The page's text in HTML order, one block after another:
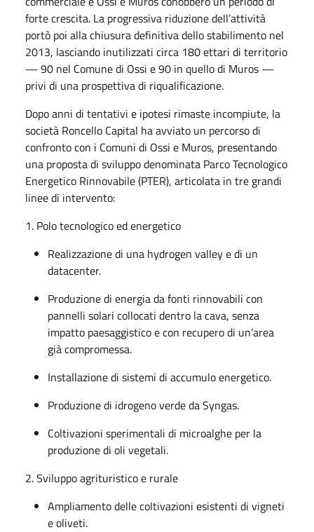
forte crescita. La progressiva riduzione dell’attività
portò poi alla chiusura definitiva dello stabilimento nel
2013, lasciando inutilizzati circa 180 ettari di territorio
— 90 nel Comune di Ossi e 90 in quello di Muros —
privi di una prospettiva di riqualificazione.
Dopo anni di tentativi e ipotesi rimaste incompiute, la
società Roncello Capital ha avviato un percorso di
confronto con i Comuni di Ossi e Muros, presentando
una proposta di sviluppo denominata Parco Tecnologico
Energetico Rinnovabile (PTER), articolata in tre grandi
linee di intervento:
1. Polo tecnologico ed energetico
Realizzazione di una hydrogen valley e di un
datacenter.
Produzione di energia da fonti rinnovabili con
pannelli solari collocati dentro la cava, senza
impatto paesaggistico e con recupero di un’area
già compromessa.
Installazione di sistemi di accumulo energetico.
Produzione di idrogeno verde da Syngas.
Coltivazioni sperimentali di microalghe per la
produzione di oli vegetali.
2. Sviluppo agrituristico e rurale
Ampliamento delle coltivazioni esistenti di vigneti
e oliveti.